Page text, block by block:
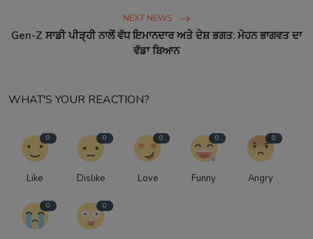
NEXT NEWS
Gen-Z ਸਾਡੀ ਪੀੜ੍ਹੀ ਨਾਲੋਂ ਵੱਧ ਇਮਾਨਦਾਰ ਅਤੇ ਦੇਸ਼ ਭਗਤ: ਮੋਹਨ ਭਾਗਵਤ ਦਾ
ਵੱਡਾ ਬਿਆਨ
WHAT'S YOUR REACTION?
0
Like
0
Dislike
0
Love
0
Funny
0
Angry
0 0